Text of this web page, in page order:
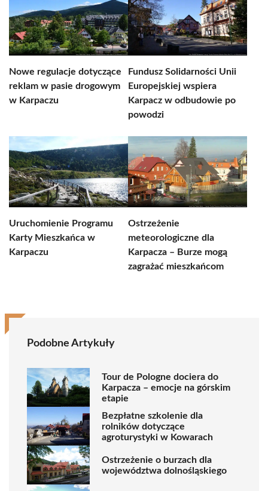
Nowe regulacje dotyczące
reklam w pasie drogowym
w Karpaczu
Fundusz Solidarności Unii
Europejskiej wspiera
Karpacz w odbudowie po
powodzi
Uruchomienie Programu
Karty Mieszkańca w
Karpaczu
Ostrzeżenie
meteorologiczne dla
Karpacza – Burze mogą
zagrażać mieszkańcom
Podobne Artykuły
Tour de Pologne dociera do
Karpacza – emocje na górskim
etapie
Bezpłatne szkolenie dla
rolników dotyczące
agroturystyki w Kowarach
Ostrzeżenie o burzach dla
województwa dolnośląskiego